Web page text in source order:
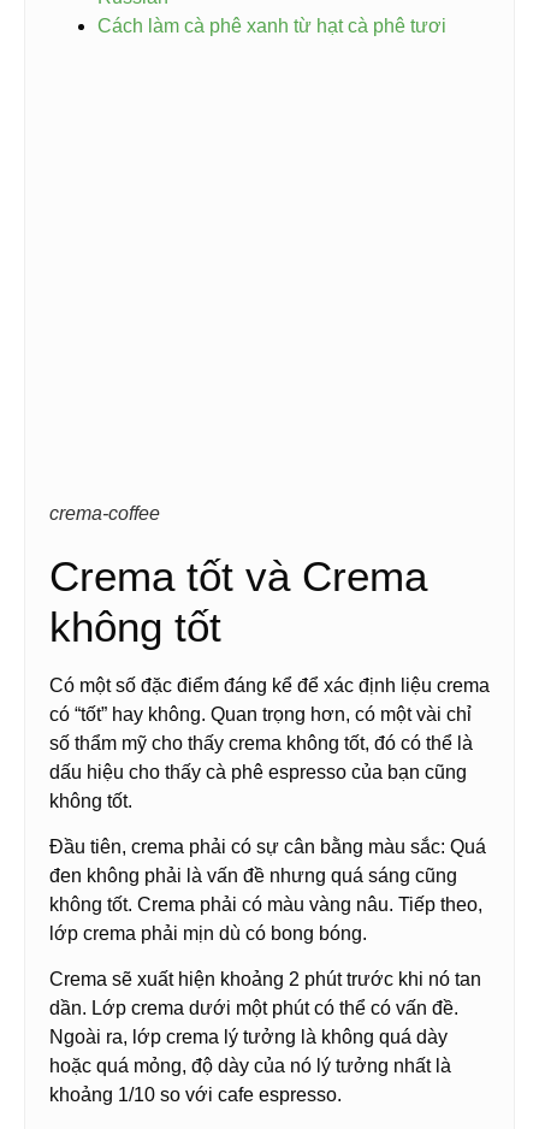
Cách làm cà phê xanh từ hạt cà phê tươi
crema-coffee
Crema tốt và Crema
không tốt
Có một số đặc điểm đáng kể để xác định liệu crema
có “tốt” hay không. Quan trọng hơn, có một vài chỉ
số thẩm mỹ cho thấy crema không tốt, đó có thể là
dấu hiệu cho thấy cà phê espresso của bạn cũng
không tốt.
Đầu tiên, crema phải có sự cân bằng màu sắc: Quá
đen không phải là vấn đề nhưng quá sáng cũng
không tốt. Crema phải có màu vàng nâu. Tiếp theo,
lớp crema phải mịn dù có bong bóng.
Crema sẽ xuất hiện khoảng 2 phút trước khi nó tan
dần. Lớp crema dưới một phút có thể có vấn đề.
Ngoài ra, lớp crema lý tưởng là không quá dày
hoặc quá mỏng, độ dày của nó lý tưởng nhất là
khoảng 1/10 so với cafe espresso.